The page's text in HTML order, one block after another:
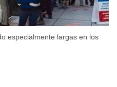
especialmente largas en los